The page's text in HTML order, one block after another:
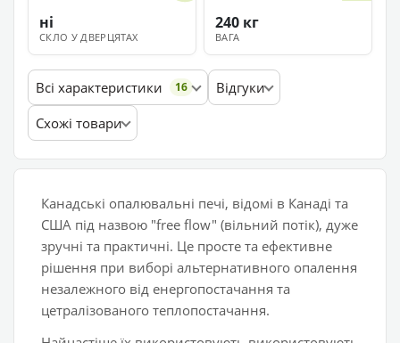
СКЛО У ДВЕРЦЯТАХ
ні
ВАГА
240 кг
Всі характеристики 16
Відгуки
Схожі товари
Канадські опалювальні печі, відомі в Канаді та
США під назвою "free flow" (вільний потік), дуже
зручні та практичні. Це просте та ефективне
рішення при виборі альтернативного опалення
незалежного від енергопостачання та
цетралізованого теплопостачання.